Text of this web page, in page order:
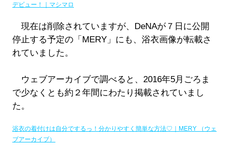
デビュー！｜マシマロ
現在は削除されていますが、DeNAが７日に公開
停止する予定の「MERY」にも、浴衣画像が転載さ
れていました。
ウェブアーカイブで調べると、2016年5月ごろま
で少なくとも約２年間にわたり掲載されていまし
た。
浴衣の着付けは自分でするっ！分かりやすく簡単な方法♡｜MERY （ウェ
ブアーカイブ）